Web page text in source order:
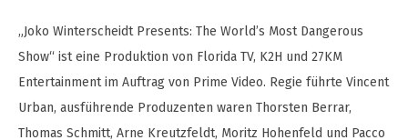
„Joko Winterscheidt Presents: The World’s Most Dangerous
Show“ ist eine Produktion von Florida TV, K2H und 27KM
Entertainment im Auftrag von Prime Video. Regie führte Vincent
Urban, ausführende Produzenten waren Thorsten Berrar,
Thomas Schmitt, Arne Kreutzfeldt, Moritz Hohenfeld und Pacco